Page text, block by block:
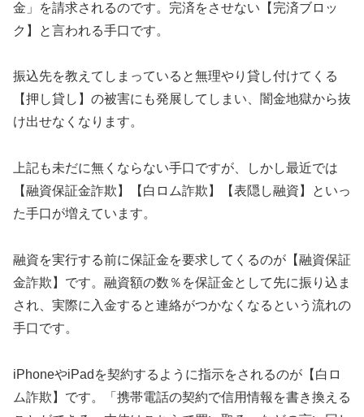
金」を請求されるのです。完済をさせない【完済ブロッ
ク】と言われる手口です。
振込先を教えてしまっていると無理やり貸し付けてくる
【押し貸し】の被害にも発展してしまい、闇金地獄から抜
け出せなくなります。
上記も未だに無くならない手口ですが、しかし最近では
【融資保証金詐欺】【白ロム詐欺】【表隠し融資】といっ
た手口が増えています。
融資を実行する前に保証金を要求してくるのが【融資保証
金詐欺】です。融資額の数％を保証金として先に振り込ま
され、実際に入金すると連絡がつかなくなるという流れの
手口です。
iPhoneやiPadを契約するように指示をされるのが【白ロ
ム詐欺】です。「携帯電話の契約で信用情報を書き換える